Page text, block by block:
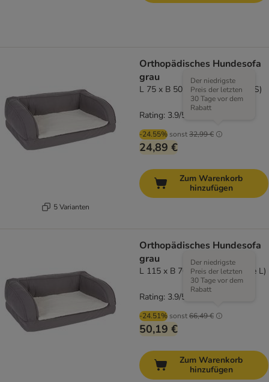
5 Varianten
Orthopädisches Hundesofa
grau
L 75 x B 50 x H 25 cm (Größe S)
-24.55% sonst32,99 €
Der niedrigste
Preis der letzten
30 Tage vor dem
Rabatt
24,89 €
Rating: 3.9/5
Zum Warenkorb
hinzufügen
Orthopädisches Hundesofa
grau
L 115 x B 70 x H 32 cm (Größe L)
-24.51% sonst66,49 €
Der niedrigste
Preis der letzten
30 Tage vor dem
Rabatt
50,19 €
Rating: 3.9/5
Zum Warenkorb
hinzufügen